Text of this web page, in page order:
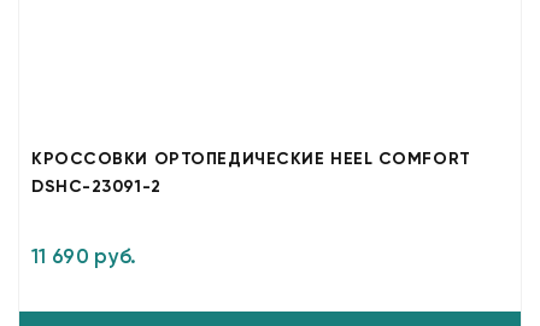
КРОССОВКИ ОРТОПЕДИЧЕСКИЕ HEEL COMFORT
DSHC-23091-2
11 690 руб.